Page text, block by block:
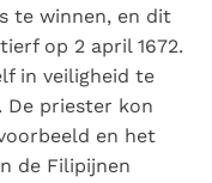
te winnen, en dit
op 2 april 1672.
in veiligheid te
De priester kon
en het
de Filipijnen